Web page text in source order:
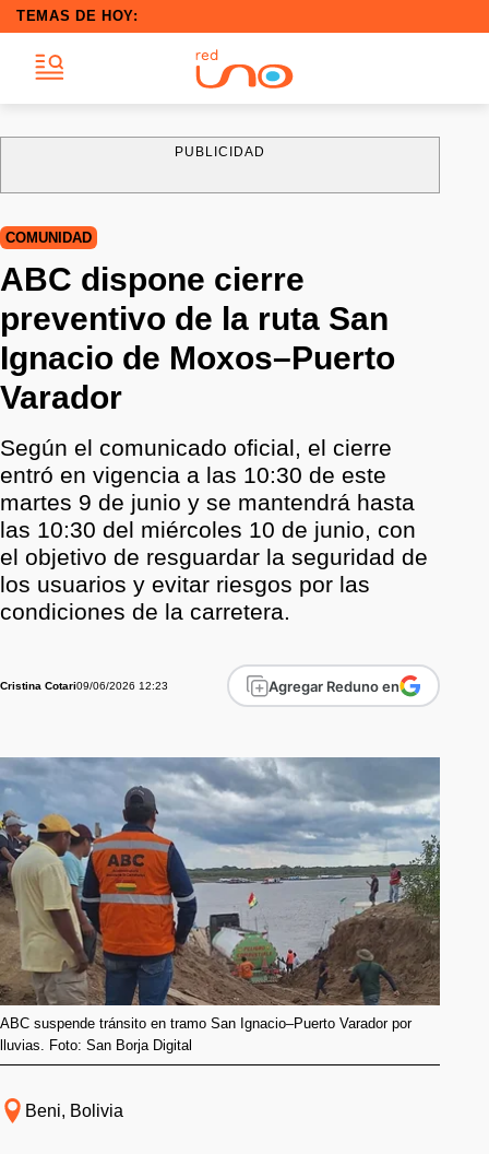
TEMAS DE HOY:
PUBLICIDAD
COMUNIDAD
ABC dispone cierre
preventivo de la ruta San
Ignacio de Moxos–Puerto
Varador
Según el comunicado oficial, el cierre
entró en vigencia a las 10:30 de este
martes 9 de junio y se mantendrá hasta
las 10:30 del miércoles 10 de junio, con
el objetivo de resguardar la seguridad de
los usuarios y evitar riesgos por las
condiciones de la carretera.
Cristina Cotari09/06/2026 12:23 Agregar Reduno en
ABC suspende tránsito en tramo San Ignacio–Puerto Varador por
lluvias. Foto: San Borja Digital
Beni, Bolivia